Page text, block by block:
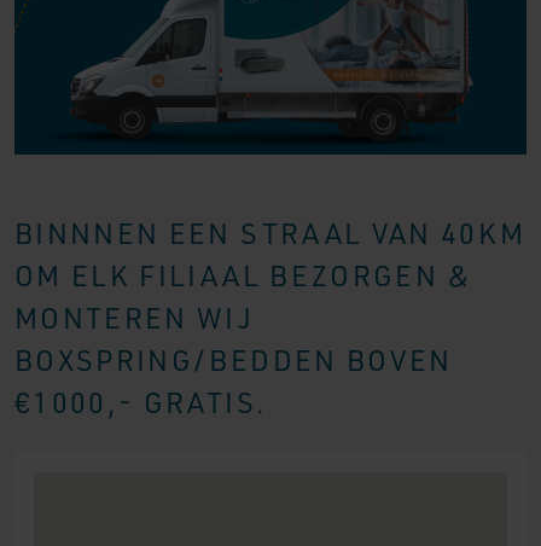
BINNNEN EEN STRAAL VAN 40KM
OM ELK FILIAAL BEZORGEN &
MONTEREN WIJ
BOXSPRING/BEDDEN BOVEN
€1000,- GRATIS.